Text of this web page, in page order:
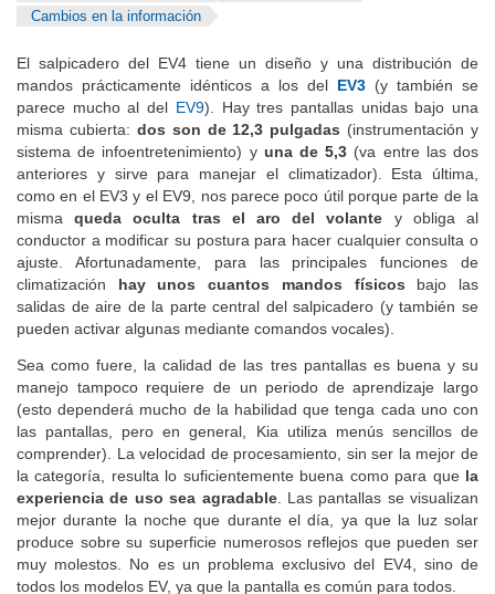
Impresiones de conducción
El salpicadero del EV4 tiene un diseño y una distribución de
mandos prácticamente idénticos a los del EV3(y también se
parece mucho al delEV9 ). Hay tres pantallas unidas bajo una
misma cubierta:dos son de 12,3 pulgadas(instrumentación y
sistema de infoentretenimiento) y
una de 5,3(va entre las dos
anteriores y sirve para manejar el climatizador). Esta última,
como en el EV3 y el EV9, nos parece poco útil porque parte de la
mismaqueda oculta tras el aro del volantey obliga al
conductor a modificar su postura para hacer cualquier consulta o
ajuste. Afortunadamente, para las principales funciones de
climatizaciónhay unos cuantos mandos físicosbajo las
salidas de aire de la parte central del salpicadero (y también se
Sea como fuere, la calidad de las tres pantallas es buena y su
manejo tampoco requiere de un periodo de aprendizaje largo
(esto dependerá mucho de la habilidad que tenga cada uno con
las pantallas, pero en general, Kia utiliza menús sencillos de
comprender). La velocidad de procesamiento, sin ser la mejor de
la categoría, resulta lo suficientemente buena como para quela
experiencia de uso sea agradable. Las pantallas se visualizan
mejor durante la noche que durante el día, ya que la luz solar
produce sobre su superficie numerosos reflejos que pueden ser
muy molestos. No es un problema exclusivo del EV4, sino de